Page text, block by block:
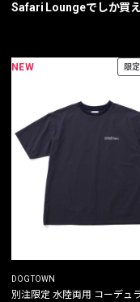
Safari Loungeでしか買
NEW 限定
DOGTOWN
別注限定 水陸両用 コーデュ